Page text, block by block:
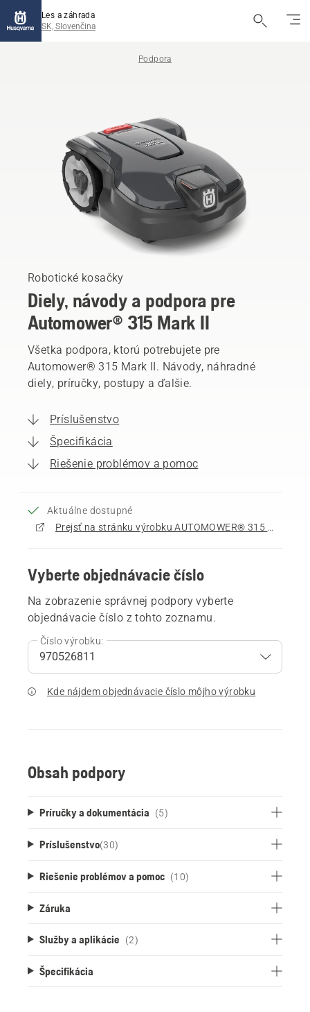
Les a záhrada
SK, Slovenčina
Podpora
Robotické kosačky
Diely, návody a podpora pre
Automower® 315 Mark II
Všetka podpora, ktorú potrebujete pre
Automower® 315 Mark II. Návody, náhradné
diely, príručky, postupy a ďalšie.
Príslušenstvo
Špecifikácia
Riešenie problémov a pomoc
Aktuálne dostupné
Prejsť na stránku výrobku AUTOMOWER® 315 Mark II
Vyberte objednávacie číslo
Na zobrazenie správnej podpory vyberte
objednávacie číslo z tohto zoznamu.
Číslo výrobku:
Kde nájdem objednávacie číslo môjho výrobku
Obsah podpory
Príručky a dokumentácia (5)
Príslušenstvo(30)
Riešenie problémov a pomoc (10)
Záruka
Služby a aplikácie (2)
Špecifikácia